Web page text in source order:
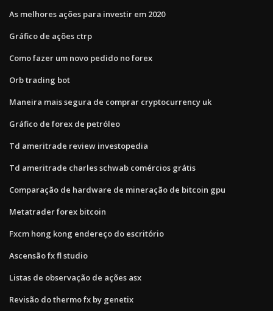
As melhores ações para investir em 2020
Gráfico de ações ctrp
Como fazer um novo pedido no forex
Orb trading bot
Maneira mais segura de comprar cryptocurrency uk
Gráfico de forex de petróleo
Td ameritrade review investopedia
Td ameritrade charles schwab comércios grátis
Comparação de hardware de mineração de bitcoin gpu
Metatrader forex bitcoin
Fxcm hong kong endereço do escritório
Ascensão fx fl studio
Listas de observação de ações asx
Revisão do thermo fx by genetix